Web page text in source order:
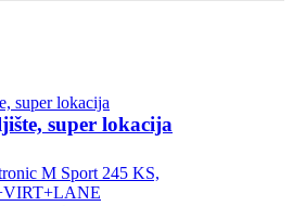
super lokacija